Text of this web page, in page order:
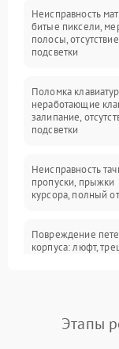
Программные
Электрические
Интерфейсные
Батарея
Сеть и интернет
Неисправность
битые пиксели,
полосы, отсутствие
подсветки
Поломка
неработающие
залипание,
подсветки
Неисправность
пропуски, прыжки
курсора, полный
Повреждение
корпуса: люфт,
невозможность
Этапы